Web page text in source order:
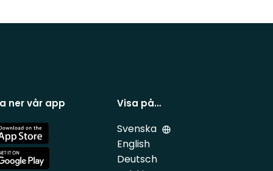
ner vår app Visa på…
Svenska
English
Deutsch